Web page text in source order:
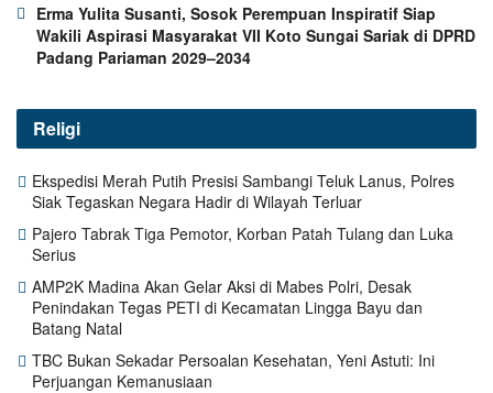
Erma Yulita Susanti, Sosok Perempuan Inspiratif Siap
Wakili Aspirasi Masyarakat VII Koto Sungai Sariak di DPRD
Padang Pariaman 2029–2034
Religi
Ekspedisi Merah Putih Presisi Sambangi Teluk Lanus, Polres
Siak Tegaskan Negara Hadir di Wilayah Terluar
Pajero Tabrak Tiga Pemotor, Korban Patah Tulang dan Luka
Serius
AMP2K Madina Akan Gelar Aksi di Mabes Polri, Desak
Penindakan Tegas PETI di Kecamatan Lingga Bayu dan
Batang Natal
TBC Bukan Sekadar Persoalan Kesehatan, Yeni Astuti: Ini
Perjuangan Kemanusiaan